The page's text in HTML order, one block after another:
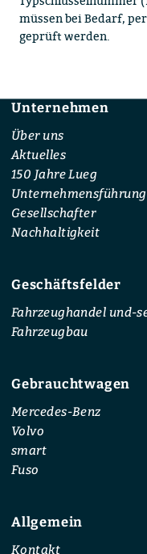
müssen bei Bedarf,
geprüft werden.
Footer
Unternehmen
Über uns
Aktuelles
150 Jahre Lueg
Unternehmensführung
Gesellschafter
Nachhaltigkeit
Geschäftsfelder
Fahrzeughandel und-
Fahrzeugbau
Gebrauchtwagen
Mercedes-Benz
Volvo
smart
Fuso
Allgemein
Kontakt